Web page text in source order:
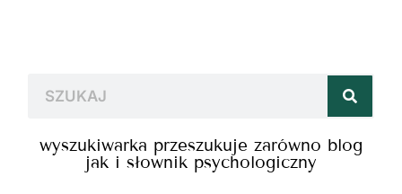
wyszukiwarka przeszukuje zarówno blog
jak i słownik psychologiczny